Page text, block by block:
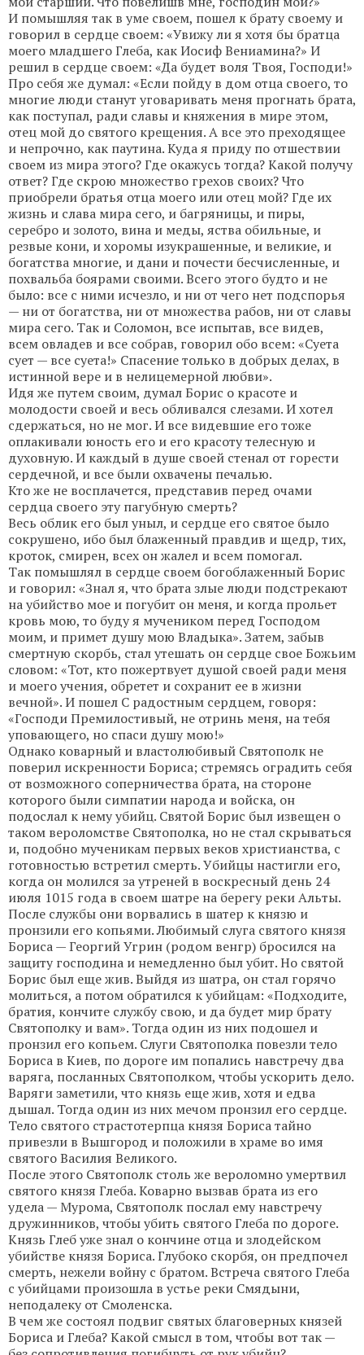
И помышляя так в уме своем, пошел к брату своему и
говорил в сердце своем: «Увижу ли я хотя бы братца
моего младшего Глеба, как Иосиф Вениамина?» И
решил в сердце своем: «Да будет воля Твоя, Господи!»
Про себя же думал: «Если пойду в дом отца своего, то
многие люди станут уговаривать меня прогнать брата,
как поступал, ради славы и княжения в мире этом,
отец мой до святого крещения. А все это преходящее
и непрочно, как паутина. Куда я приду по отшествии
своем из мира этого? Где окажусь тогда? Какой получу
ответ? Где скрою множество грехов своих? Что
приобрели братья отца моего или отец мой? Где их
жизнь и слава мира сего, и багряницы, и пиры,
серебро и золото, вина и меды, яства обильные, и
резвые кони, и хоромы изукрашенные, и великие, и
богатства многие, и дани и почести бесчисленные, и
похвальба боярами своими. Всего этого будто и не
было: все с ними исчезло, и ни от чего нет подспорья
— ни от богатства, ни от множества рабов, ни от славы
мира сего. Так и Соломон, все испытав, все видев,
всем овладев и все собрав, говорил обо всем: «Суета
сует — все суета!» Спасение только в добрых делах, в
истинной вере и в нелицемерной любви».
Идя же путем своим, думал Борис о красоте и
молодости своей и весь обливался слезами. И хотел
сдержаться, но не мог. И все видевшие его тоже
оплакивали юность его и его красоту телесную и
духовную. И каждый в душе своей стенал от горести
сердечной, и все были охвачены печалью.
Кто же не восплачется, представив перед очами
сердца своего эту пагубную смерть?
Весь облик его был уныл, и сердце его святое было
сокрушено, ибо был блаженный правдив и щедр, тих,
кроток, смирен, всех он жалел и всем помогал.
Так помышлял в сердце своем богоблаженный Борис
и говорил: «Знал я, что брата злые люди подстрекают
на убийство мое и погубит он меня, и когда прольет
кровь мою, то буду я мучеником перед Господом
моим, и примет душу мою Владыка». Затем, забыв
смертную скорбь, стал утешать он сердце свое Божьим
словом: «Тот, кто пожертвует душой своей ради меня
и моего учения, обретет и сохранит ее в жизни
вечной». И пошел С радостным сердцем, говоря:
«Господи Премилостивый, не отринь меня, на тебя
уповающего, но спаси душу мою!»
Однако коварный и властолюбивый Святополк не
поверил искренности Бориса; стремясь оградить себя
от возможного соперничества брата, на стороне
которого были симпатии народа и войска, он
подослал к нему убийц. Святой Борис был извещен о
таком вероломстве Святополка, но не стал скрываться
и, подобно мученикам первых веков христианства, с
готовностью встретил смерть. Убийцы настигли его,
когда он молился за утреней в воскресный день 24
июля 1015 года в своем шатре на берегу реки Альты.
После службы они ворвались в шатер к князю и
пронзили его копьями. Любимый слуга святого князя
Бориса — Георгий Угрин (родом венгр) бросился на
защиту господина и немедленно был убит. Но святой
Борис был еще жив. Выйдя из шатра, он стал горячо
молиться, а потом обратился к убийцам: «Подходите,
братия, кончите службу свою, и да будет мир брату
Святополку и вам». Тогда один из них подошел и
пронзил его копьем. Слуги Святополка повезли тело
Бориса в Киев, по дороге им попались навстречу два
варяга, посланных Святополком, чтобы ускорить дело.
Варяги заметили, что князь еще жив, хотя и едва
дышал. Тогда один из них мечом пронзил его сердце.
Тело святого страстотерпца князя Бориса тайно
привезли в Вышгород и положили в храме во имя
святого Василия Великого.
После этого Святополк столь же вероломно умертвил
святого князя Глеба. Коварно вызвав брата из его
удела — Мурома, Святополк послал ему навстречу
дружинников, чтобы убить святого Глеба по дороге.
Князь Глеб уже знал о кончине отца и злодейском
убийстве князя Бориса. Глубоко скорбя, он предпочел
смерть, нежели войну с братом. Встреча святого Глеба
с убийцами произошла в устье реки Смядыни,
неподалеку от Смоленска.
В чем же состоял подвиг святых благоверных князей
Бориса и Глеба? Какой смысл в том, чтобы вот так —